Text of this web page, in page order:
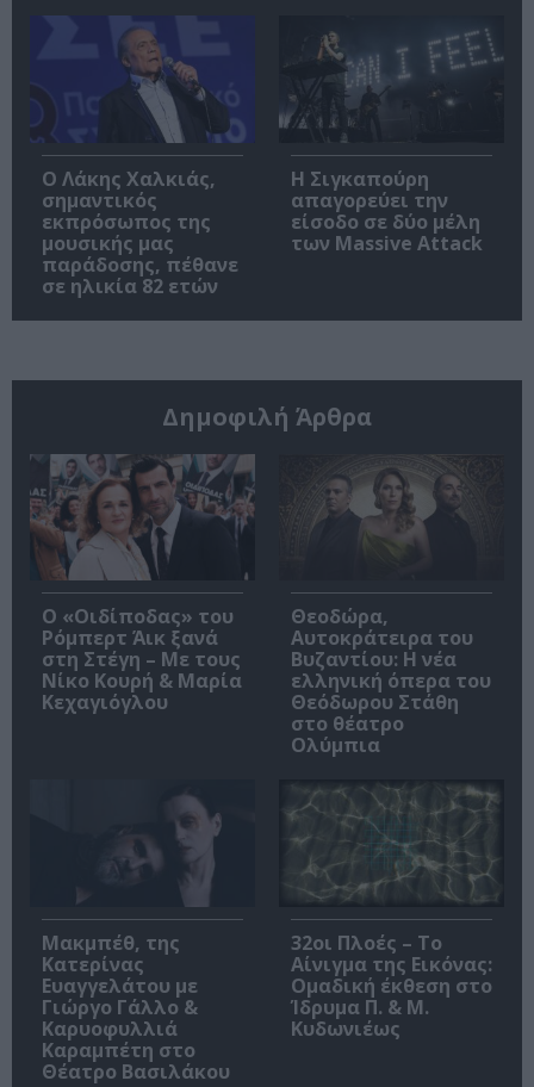
Ο Λάκης Χαλκιάς,
σημαντικός
εκπρόσωπος της
μουσικής μας
παράδοσης, πέθανε
σε ηλικία 82 ετών
Η Σιγκαπούρη
απαγορεύει την
είσοδο σε δύο μέλη
των Massive Attack
Δημοφιλή Άρθρα
O «Οιδίποδας» του
Ρόμπερτ Άικ ξανά
στη Στέγη – Με τους
Νίκο Κουρή & Μαρία
Κεχαγιόγλου
Θεοδώρα,
Αυτοκράτειρα του
Βυζαντίου: Η νέα
ελληνική όπερα του
Θεόδωρου Στάθη
στο θέατρο
Ολύμπια
Μακμπέθ, της
Κατερίνας
Ευαγγελάτου με
Γιώργο Γάλλο &
Καρυοφυλλιά
Καραμπέτη στο
Θέατρο Βασιλάκου
32οι Πλοές – Το
Αίνιγμα της Εικόνας:
Ομαδική έκθεση στο
Ίδρυμα Π. & Μ.
Κυδωνιέως